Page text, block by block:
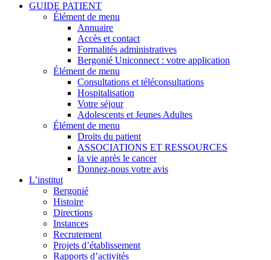
GUIDE PATIENT
Élément de menu
Annuaire
Accès et contact
Formalités administratives
Bergonié Uniconnect : votre application
Élément de menu
Consultations et téléconsultations
Hospitalisation
Votre séjour
Adolescents et Jeunes Adultes
Élément de menu
Droits du patient
ASSOCIATIONS ET RESSOURCES
la vie après le cancer
Donnez-nous votre avis
L’institut
Bergonié
Histoire
Directions
Instances
Recrutement
Projets d’établissement
Rapports d’activités